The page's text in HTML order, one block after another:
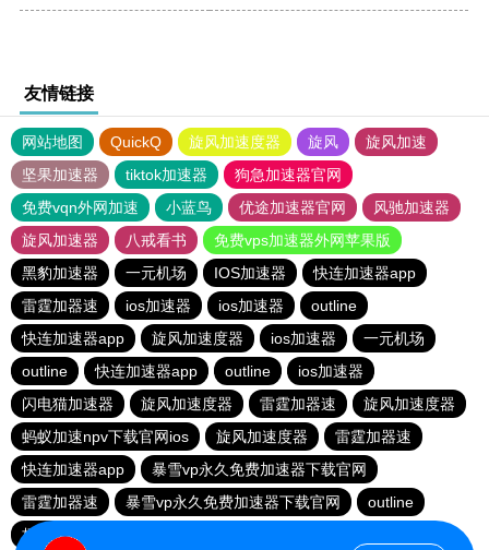
友情链接
网站地图 QuickQ 旋风加速度器 旋风
旋风加速
坚果加速器
tiktok加速器
狗急加速器官网
免费vqn外网加速
小蓝鸟 优途加速器官网
风驰加速器
旋风加速器
八戒看书
免费vps加速器外网苹果版
黑豹加速器
一元机场 IOS加速器
快连加速器app
雷霆加器速
ios加速器 ios加速器
outline
快连加速器app
旋风加速度器 ios加速器
一元机场
outline
快连加速器app outline
ios加速器
闪电猫加速器
旋风加速度器 雷霆加器速
旋风加速度器
蚂蚁加速npv下载官网ios
旋风加速度器
雷霆加器速
快连加速器app
暴雪vp永久免费加速器下载官网
雷霆加器速
暴雪vp永久免费加速器下载官网
outline
极光加速器